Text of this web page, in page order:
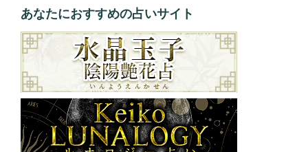
あなたにおすすめの占いサイト